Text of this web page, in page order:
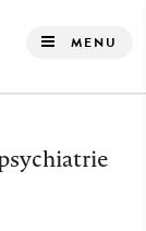
MENU